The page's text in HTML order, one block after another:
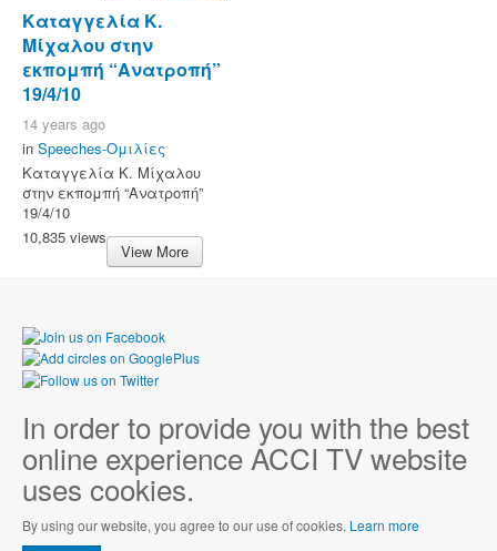
Καταγγελία Κ.
Μίχαλου στην
εκπομπή “Ανατροπή”
19/4/10
14 years ago
in Speeches-Ομιλίες
Καταγγελία Κ. Μίχαλου
στην εκπομπή “Ανατροπή”
19/4/10
10,835 views
View More
In order to provide you with the best
online experience ACCI TV website
uses cookies.
By using our website, you agree to our use of cookies. Learn more